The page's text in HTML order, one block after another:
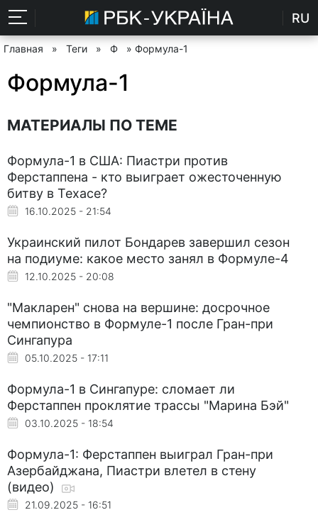
RU
Главная » Теги » Ф » Формула-1
Формула-1
МАТЕРИАЛЫ ПО ТЕМЕ
Формула-1 в США: Пиастри против
Ферстаппена - кто выиграет ожесточенную
битву в Техасе?
16.10.2025 - 21:54
Украинский пилот Бондарев завершил сезон
на подиуме: какое место занял в Формуле-4
12.10.2025 - 20:08
"Макларен" снова на вершине: досрочное
чемпионство в Формуле-1 после Гран-при
Сингапура
05.10.2025 - 17:11
Формула-1 в Сингапуре: сломает ли
Ферстаппен проклятие трассы "Марина Бэй"
03.10.2025 - 18:54
Формула-1: Ферстаппен выиграл Гран-при
Азербайджана, Пиастри влетел в стену
(видео)
21.09.2025 - 16:51